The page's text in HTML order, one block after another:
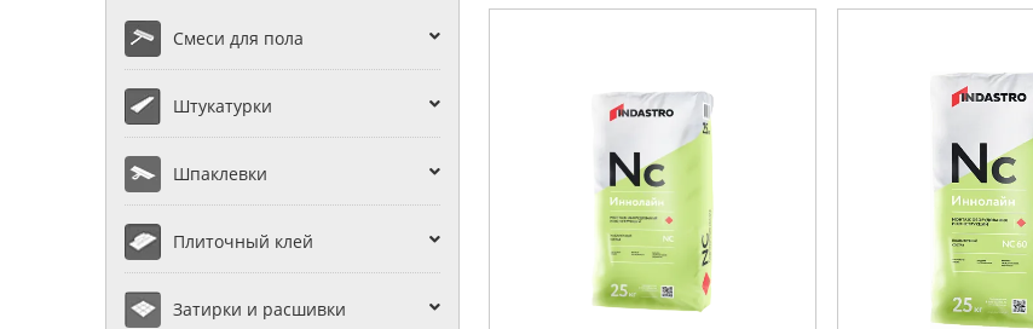
Смеси для пола
Штукатурки
Шпаклевки
Плиточный клей
Затирки и расшивки